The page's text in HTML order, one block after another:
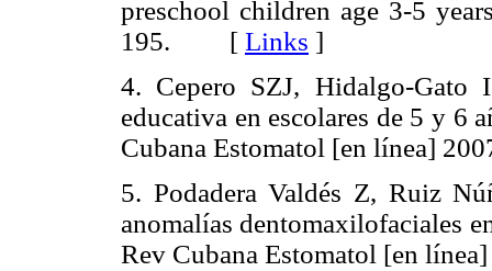
preschool children age 3-5
195. [ Links ]
4. Cepero SZJ, Hidalgo-Gato
educativa en escolares de 5 y 6
Cubana Estomatol [en línea]
5. Podadera Valdés Z, Ruiz
anomalías dentomaxilofaciales
Rev Cubana Estomatol [en